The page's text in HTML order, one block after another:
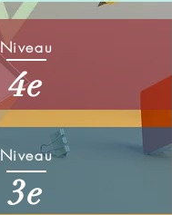
Niveau
4e
Niveau
3e